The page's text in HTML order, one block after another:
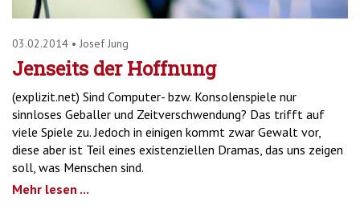
03.02.2014 • Josef Jung
Jenseits der Hoffnung
(explizit.net) Sind Computer- bzw. Konsolenspiele nur
sinnloses Geballer und Zeitverschwendung? Das trifft auf
viele Spiele zu. Jedoch in einigen kommt zwar Gewalt vor,
diese aber ist Teil eines existenziellen Dramas, das uns zeigen
soll, was Menschen sind.
Mehr lesen ...